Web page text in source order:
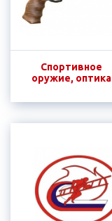
Спортивное
оружие, оптика